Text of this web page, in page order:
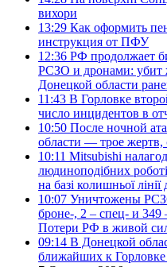
вихори
13:29 Как оформить
инструкция от ПФУ
12:36 РФ продолжает
РСЗО и дронами: убит
Донецкой области
11:43 В Горловке
число инцидентов в
10:50 После ночной
области — трое жертв,
10:11 Mitsubishi
людиноподібних
на базі колишньої лінії
10:07 Уничтожены
броне-, 2 – спец- и 349
Потери РФ в живой
09:14 В Донецкой
ближайших к Горловке